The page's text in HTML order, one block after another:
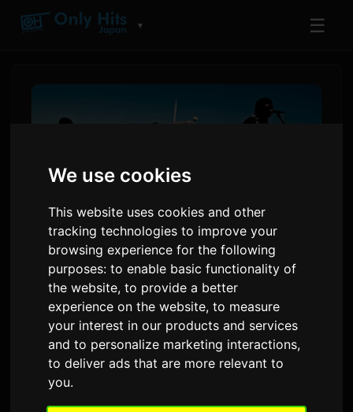
We use cookies
This website uses cookies and other
tracking technologies to improve your
browsing experience for the following
purposes:to enable basic functionality of
the website,to provide a better
experience on the website,to measure
your interest in our products and services
and to personalize marketing interactions,
to deliver ads that are more relevant to
you.
▼ ☰
द बरसिडीज मेन्स ने ड्रामाच्या ओपनिंग
थीम 'मॉर्निंग स्टार'च्या एमव्हीमध्ये चेहरे
उघडले
Sam द्वारे ८ जुलै २०२६
इंग्रजीतून अनुवादित